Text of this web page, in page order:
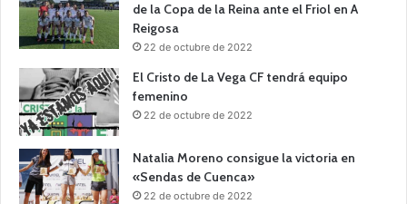
de la Copa de la Reina ante el Friol en A
Reigosa
22 de octubre de 2022
El Cristo de La Vega CF tendrá equipo
femenino
22 de octubre de 2022
Natalia Moreno consigue la victoria en
«Sendas de Cuenca»
22 de octubre de 2022